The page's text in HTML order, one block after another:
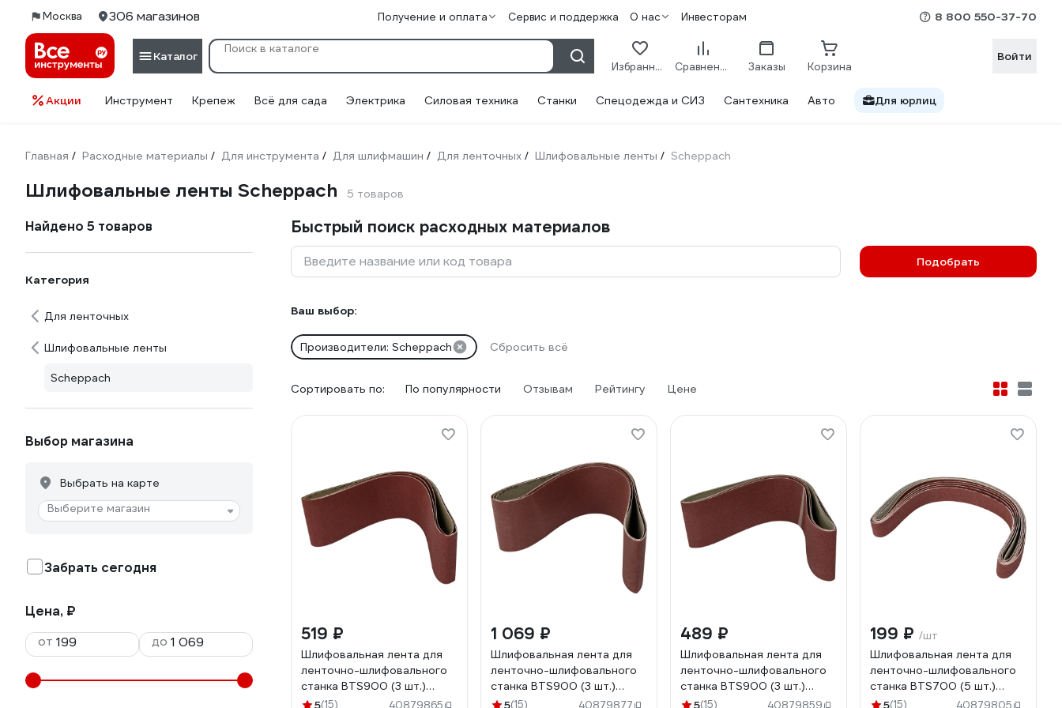
Москва 306 магазинов Получение и оплата Сервис и поддержка О нас Инвесторам 8 800 550-37-70
Каталог
Избранное Сравнение Заказы Корзина
Войти
Акции Инструмент Крепеж Всё для сада Электрика Силовая техника Станки Спецодежда и СИЗ Сантехника Авто Для юрлиц
Главная / Расходные материалы / Для инструмента / Для шлифмашин / Для ленточных / Шлифовальные ленты / Scheppach
Шлифовальные ленты Scheppach 5 товаров
Найдено 5 товаров
Категория
Для ленточных
Шлифовальные ленты
Scheppach
Выбор магазина
Выбрать на карте
Выберите магазин
Забрать сегодня
Цена, ₽
от
до
Быстрый поиск расходных материалов
Введите название или код товара Подобрать
Ваш выбор:
Производители: Scheppach Сбросить всё
Сортировать по: По популярности Отзывам Рейтингу Цене
519 ₽
Шлифовальная лента для
ленточно-шлифовального
станка BTS900 (3 шт.)
Scheppach 88000212
5(15) 40879865
1 069 ₽
Шлифовальная лента для
ленточно-шлифовального
станка BTS900 (3 шт.)
Scheppach 88000221
5(15) 40879877
489 ₽
Шлифовальная лента для
ленточно-шлифовального
станка BTS900 (3 шт.)
Scheppach 88000211
5(15) 40879859
199 ₽ /шт
Шлифовальная лента для
ленточно-шлифовального
станка BTS700 (5 шт.)
Scheppach 3903301701
5(15) 40879805